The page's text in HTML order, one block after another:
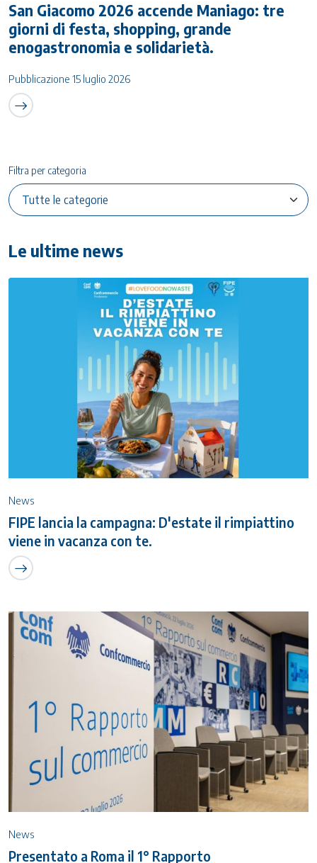
San Giacomo 2026 accende Maniago: tre
giorni di festa, shopping, grande
enogastronomia e solidarietà.
Pubblicazione 15 luglio 2026
Filtra per categoria
Le ultime news
News
FIPE lancia la campagna: D'estate il rimpiattino
viene in vacanza con te.
News
Presentato a Roma il 1° Rapporto